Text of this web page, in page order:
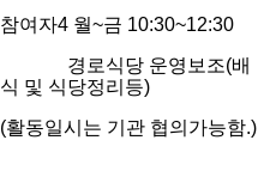
참여자4 월~금 10:30~12:30
경로식당 운영보조(배
식 및 식당정리등)
(활동일시는 기관 협의가능함.)